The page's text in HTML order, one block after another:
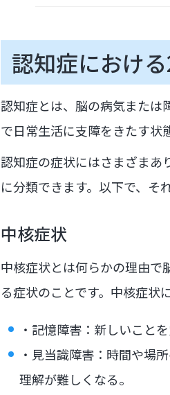
認知症におけ
認知症とは、脳の病気または
で日常生活に支障をきたす状
認知症の症状にはさまざまあ
に分類できます。以下で、そ
中核症状
中核症状とは何らかの理由で
る症状のことです。中核症状
・記憶障害：新しいこと
・見当識障害：時間や場
理解が難しくなる。